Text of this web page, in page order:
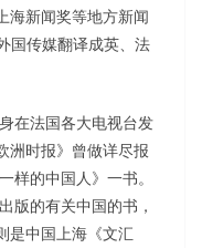
海新闻奖等地方新闻
国传媒翻译成英、法
在法国各大电视台发
洲时报》曾做详尽报
样的中国人》一书。
版的有关中国的书，
是中国上海《文汇